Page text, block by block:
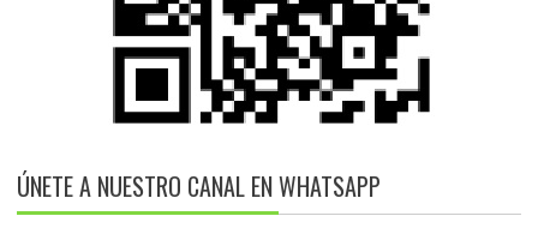
ÚNETE A NUESTRO CANAL EN WHATSAPP